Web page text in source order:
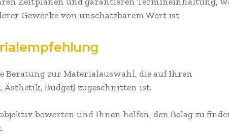
Gewerke von unschätzbarem Wert ist.
Beratung zur Materialauswahl, die auf Ihren
Budget) zugeschnitten ist.
bewerten und Ihnen helfen, den Belag zu